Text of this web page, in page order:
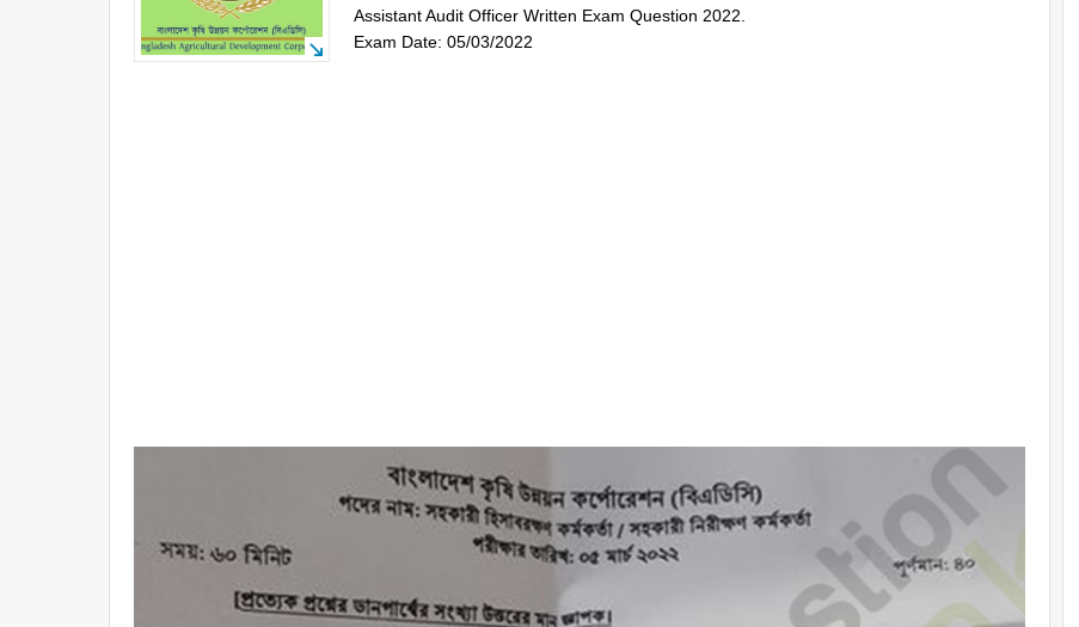
Assistant Audit Officer Written Exam Question 2022.
Exam Date: 05/03/2022